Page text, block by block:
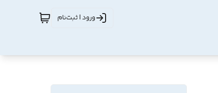
ورود | ثبت‌نام